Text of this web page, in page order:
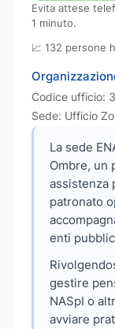
Evita attese
1 minuto.
📈 132 persone
Codice ufficio:
Sede: Ufficio
La sede
Ombre, un
assistenza
patronato
enti
gestire
NASpI o
avviare